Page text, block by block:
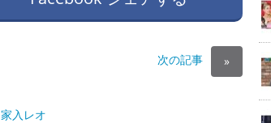
次の記事 »
家入レオ